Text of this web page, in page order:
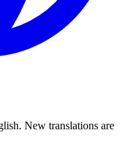
New translations are